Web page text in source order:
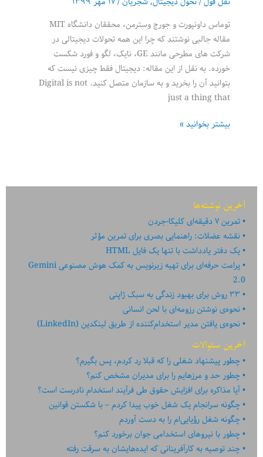
توماس داونپورت و جورج وسترمن، محققان دانشگاه MIT
مقاله جالبی نوشتند که چرا این همه تحولات دیجیتالی در
شرکت های مطرحی مانند GE، نایک، لگو و فورد شکست
خورده. به نقل از این مقاله: دیجیتال فقط چیزی نیست که
بتوانید آن را بخرید و به سازمان متصل کنید. Digital is not
just a thing that
دیجیتال
بیشتر بخوانید »
آخرین نوشته‌ها
تمرین ۷ دقیقه‌ای کلیکا-جردن
نقشه عضلات: راهنمایی بصری برای تمرین مؤثر
یک دفتر یادداشت با تنها یک فایل HTML
پرامت حرفه‌ای برای تهیه زیرنویس به کمک هوش مصنوعی Gemini
2.0
۳۳ روش برای بهبود زندگی به سبک ژاپنی
نحوه‌ی نوشتن رزومه‌ای با لحن انسانی
نحوه‌ی یافتن مدیر استخدام‌کننده از طریق لینکدین (LinkedIn)
آخرین سئوالات
چطور پیشنهاد شغلی را که قبلا رد کردم، پس بگیرم؟
چطور حد و مرزهایم را برای مدیران مشخص کنم؟
آیا مذاکره برای افزایش حقوق طی فرآیند استخدام نادرست است؟
چگونه سرانجام یک شغل خوب پیدا کردم – با شکستن قوانین
چگونه شغل رؤیایی‌ام را به دست آوردم
چطور با نیروهای استخدامی جوان برخورد کنم؟
چند توصیه به کارآفرینانی که ایده‏‏‌‏‏‌هایشان به سرقت رفته